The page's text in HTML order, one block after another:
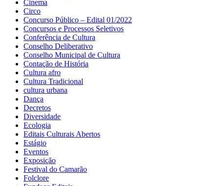
Cinema
Circo
Concurso Público – Edital 01/2022
Concursos e Processos Seletivos
Conferência de Cultura
Conselho Deliberativo
Conselho Municipal de Cultura
Contação de História
Cultura afro
Cultura Tradicional
cultura urbana
Dança
Decretos
Diversidade
Ecologia
Editais Culturais Abertos
Estágio
Eventos
Exposição
Festival do Camarão
Folclore